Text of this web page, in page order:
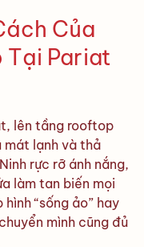
Của
Tại Pariat
lên tầng rooftop
mát lạnh và thả
rực rỡ ánh nắng,
làm tan biến mọi
“sống ảo” hay
mình cũng đủ